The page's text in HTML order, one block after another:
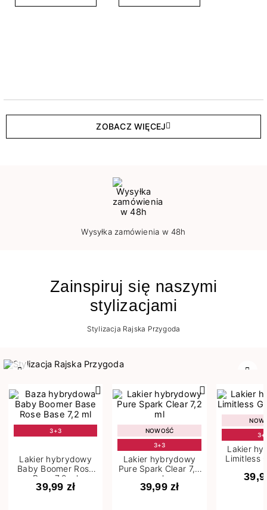
ZOBACZ WIĘCEJ
Wysyłka zamówienia w 48h
Zainspiruj się naszymi
stylizacjami
Stylizacja Rajska Przygoda
3+3
Lakier hybrydowy
Baby Boomer Rose
Base 7,2 ml
39,99 zł
NOWOŚĆ
3+3
Lakier hybrydowy
Pure Spark Clear 7,2
ml
39,99 zł
Lakier
Limitless